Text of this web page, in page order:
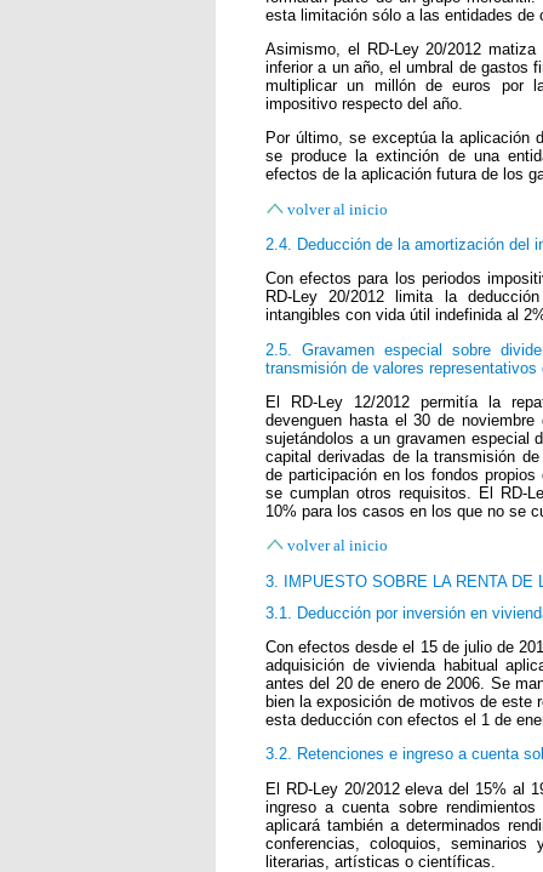
esta limitación sólo a las entidades de
Asimismo, el RD-Ley 20/2012
inferior a un año, el umbral de gastos
multiplicar un millón de euros por
impositivo respecto del año.
Por último, se exceptúa la aplicación
se produce la extinción de una
efectos de la aplicación futura de los
volver al inicio
2.4. Deducción de la amortización del
Con efectos para los periodos
RD-Ley 20/2012 limita la
intangibles con vida útil indefinida al
2.5. Gravamen especial sobre
transmisión de valores
El RD-Ley 12/2012 permitía la
devenguen hasta el 30 de
sujetándolos a un gravamen especial
capital derivadas de la transmisión
de participación en los fondos
se cumplan otros requisitos. El RD-
10% para los casos en los que no se
volver al inicio
3. IMPUESTO SOBRE LA RENTA DE
3.1. Deducción por inversión en
Con efectos desde el 15 de julio de
adquisición de vivienda habitual
antes del 20 de enero de 2006. Se
bien la exposición de motivos de este
esta deducción con efectos el 1 de
3.2. Retenciones e ingreso a cuenta
El RD-Ley 20/2012 eleva del 15% al
ingreso a cuenta sobre
aplicará también a determinados
conferencias, coloquios,
literarias, artísticas o científicas.